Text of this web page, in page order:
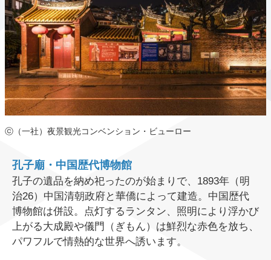
ⓒ（一社）夜景観光コンベンション・ビューロー
孔子廟・中国歴代博物館
孔子の遺品を納め祀ったのが始まりで、1893年（明
治26）中国清朝政府と華僑によって建造。中国歴代
博物館は併設。点灯するランタン、照明により浮かび
上がる大成殿や儀門（ぎもん）は鮮烈な赤色を放ち、
パワフルで情熱的な世界へ誘います。